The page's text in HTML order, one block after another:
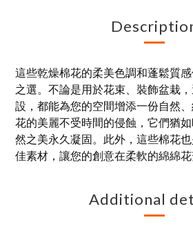
這些乾燥棉花的柔美色調和蓬鬆質
之選。不論是用於花束、裝飾盆栽
設，都能為您的空間增添一份自然
花的美麗不受時間的侵蝕，它們猶
然之美永久凝固。此外，這些棉花
佳素材，讓您的創意在柔軟的綿綿花
Additional